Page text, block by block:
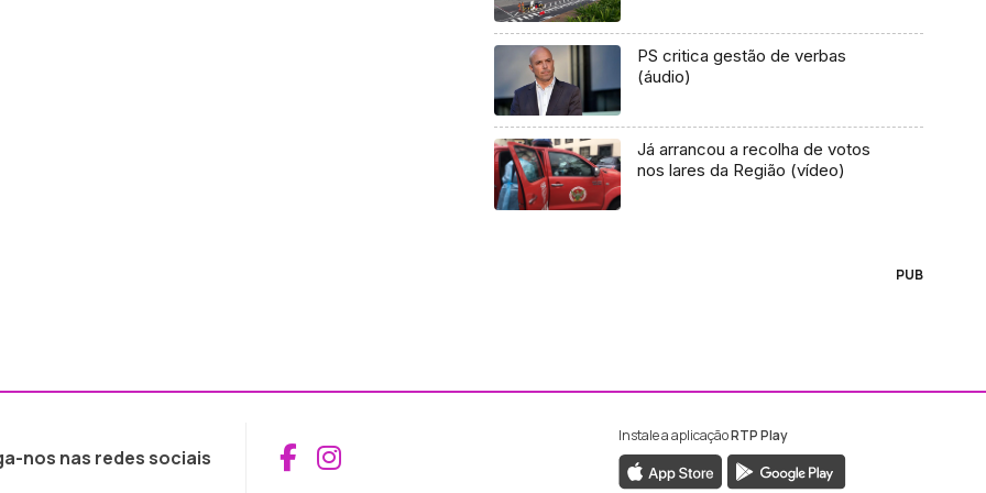
PS critica gestão de verbas
(áudio)
Já arrancou a recolha de votos
nos lares da Região (vídeo)
PUB
nos nas redes sociais Aceder ao Facebook da RTP Madeira
Aceder ao Instagram da RTP Madeira
Instale a aplicaçãoRTP Play